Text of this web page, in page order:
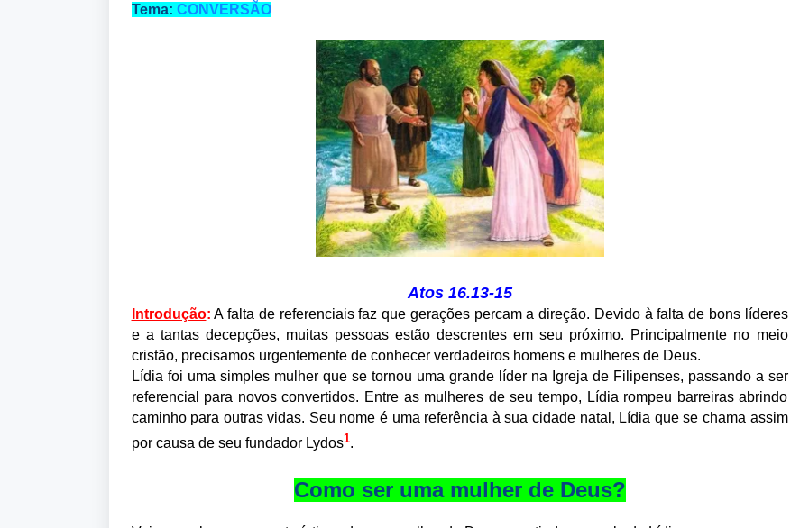
Tema: CONVERSÃO
Atos 16.13-15
Introdução: A falta de referenciais faz que gerações percam a direção. Devido à falta de bons líderes
e a tantas decepções, muitas pessoas estão descrentes em seu próximo. Principalmente no meio
cristão, precisamos urgentemente de conhecer verdadeiros homens e mulheres de Deus.
Lídia foi uma simples mulher que se tornou uma grande líder na Igreja de Filipenses, passando a ser
referencial para novos convertidos. Entre as mulheres de seu tempo, Lídia rompeu barreiras abrindo
caminho para outras vidas. Seu nome é uma referência à sua cidade natal, Lídia que se chama assim
por causa de seu fundador Lydos1.
Como ser uma mulher de Deus?